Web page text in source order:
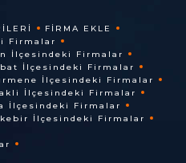
FIRMA EKLE
Firmalar
İlçesindeki Firmalar
İlçesindeki Firmalar
İlçesindeki Firmalar
İlçesindeki Firmalar
İlçesindeki Firmalar
İlçesindeki Firmalar